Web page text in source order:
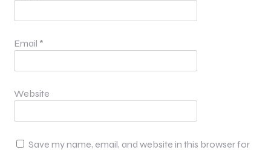
Email *
Website
Save my name, email, and website in this browser for